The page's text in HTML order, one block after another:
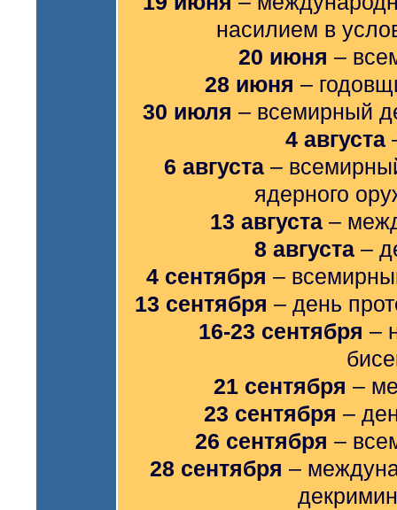
насилием в
20 июня –
28 июня –
30 июля – всемирный
4 августа
6 августа–
ядерного
13 августа –
8 августа–
4 сентября –
13 сентября – день
16-23 сентября –
21 сентября –
23 сентября –
26 сентября –
28 сентября –